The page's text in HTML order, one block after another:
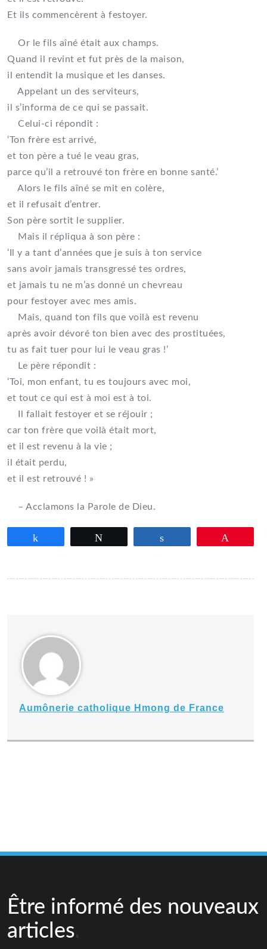
Et ils commencèrent à festoyer.
Or le fils aîné était aux champs.
Quand il revint et fut près de la maison,
il entendit la musique et les danses.
Appelant un des serviteurs,
il s’informa de ce qui se passait.
Celui-ci répondit :
‘Ton frère est arrivé,
et ton père a tué le veau gras,
parce qu’il a retrouvé ton frère en bonne santé.’
Alors le fils aîné se mit en colère,
et il refusait d’entrer.
Son père sortit le supplier.
Mais il répliqua à son père :
‘Il y a tant d’années que je suis à ton service
sans avoir jamais transgressé tes ordres,
et jamais tu ne m’as donné un chevreau
pour festoyer avec mes amis.
Mais, quand ton fils que voilà est revenu
après avoir dévoré ton bien avec des prostituées,
tu as fait tuer pour lui le veau gras !’
Le père répondit :
‘Toi, mon enfant, tu es toujours avec moi,
et tout ce qui est à moi est à toi.
Il fallait festoyer et se réjouir ;
car ton frère que voilà était mort,
et il est revenu à la vie ;
il était perdu,
et il est retrouvé ! »
– Acclamons la Parole de Dieu.
Aumônerie catholique Hmong de France
Être informé des nouveaux
articles